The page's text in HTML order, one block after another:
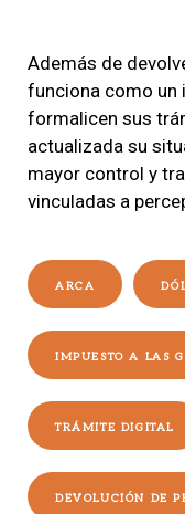
Además de
funciona como un
formalicen sus
actualizada su
mayor control y
vinculadas a
ARCA
IMPUESTO A LAS
TRÁMITE DIGITAL
DEVOLUCIÓN DE